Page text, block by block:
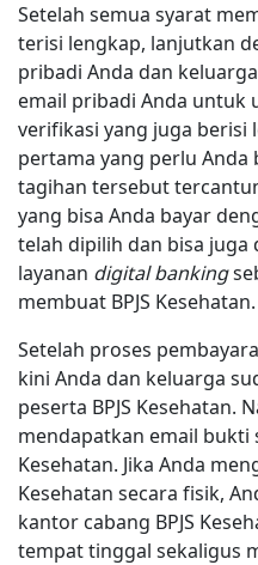
Setelah semua syarat
terisi lengkap, lanjutkan
pribadi Anda dan
email pribadi Anda untuk
verifikasi yang juga berisi
pertama yang perlu Anda
tagihan tersebut
yang bisa Anda bayar
telah dipilih dan bisa juga
layanan digital banking
membuat BPJS Kesehatan.
Setelah proses
kini Anda dan keluarga
peserta BPJS Kesehatan.
mendapatkan email bukti
Kesehatan. Jika Anda
Kesehatan secara fisik,
kantor cabang BPJS
tempat tinggal sekaligus